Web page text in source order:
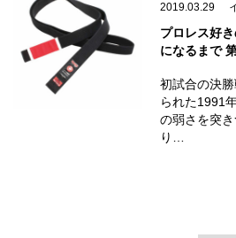
2019.03.29
プロレス好
になるまで
初試合の決
られた1991
の弱さを突
り…